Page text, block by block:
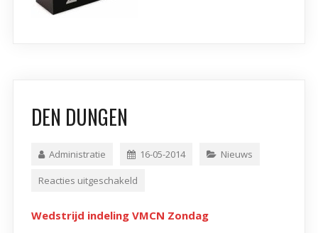
DEN DUNGEN
Administratie 16-05-2014 Nieuws
Reacties uitgeschakeld
Wedstrijd indeling VMCN Zondag